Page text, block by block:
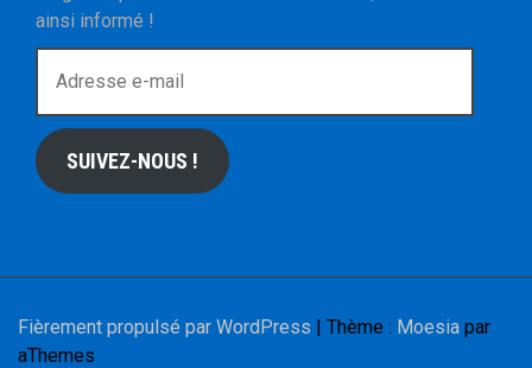
ainsi informé !
r
e
s
m
a
SUIVEZ-NOUS !
Fièrement propulsé par WordPress | Thème : Moesia par
aThemes